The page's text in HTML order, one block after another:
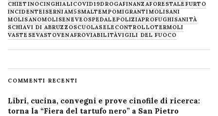
CHIETINOCINGHIALICOVID19DROGAFINANZAFORESTALE FURTO
INCIDENTEISERNIAM5SMALTEMPOMIGRANTIMOLISANI
MOLISANOMOLISENEVE OSPEDALEPOLIZIAPROFUGHISANITÀ
SCHIAVI DI ABRUZZOSCUOLASELECONTROLLOTERMOLI
VASTESEVASTOVENAFROVIABILITÀVIGILI DEL FUOCO
COMMENTI RECENTI
Libri, cucina, convegni e prove cinofile di ricerca:
torna la “Fiera del tartufo nero” a San Pietro